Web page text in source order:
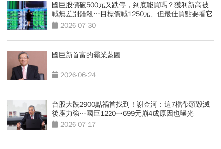
國巨股價破500元又跌停，到底能買嗎？獲利新高被
喊無差別錯殺…目標價喊1250元、但最佳買點要看它
2026-07-30
國巨新首富的霸業藍圖
2026-06-24
台股大跌2900點禍首找到！謝金河：這7檔帶頭毀滅
後座力強…國巨1220→699元崩4成原因也曝光
2026-07-17